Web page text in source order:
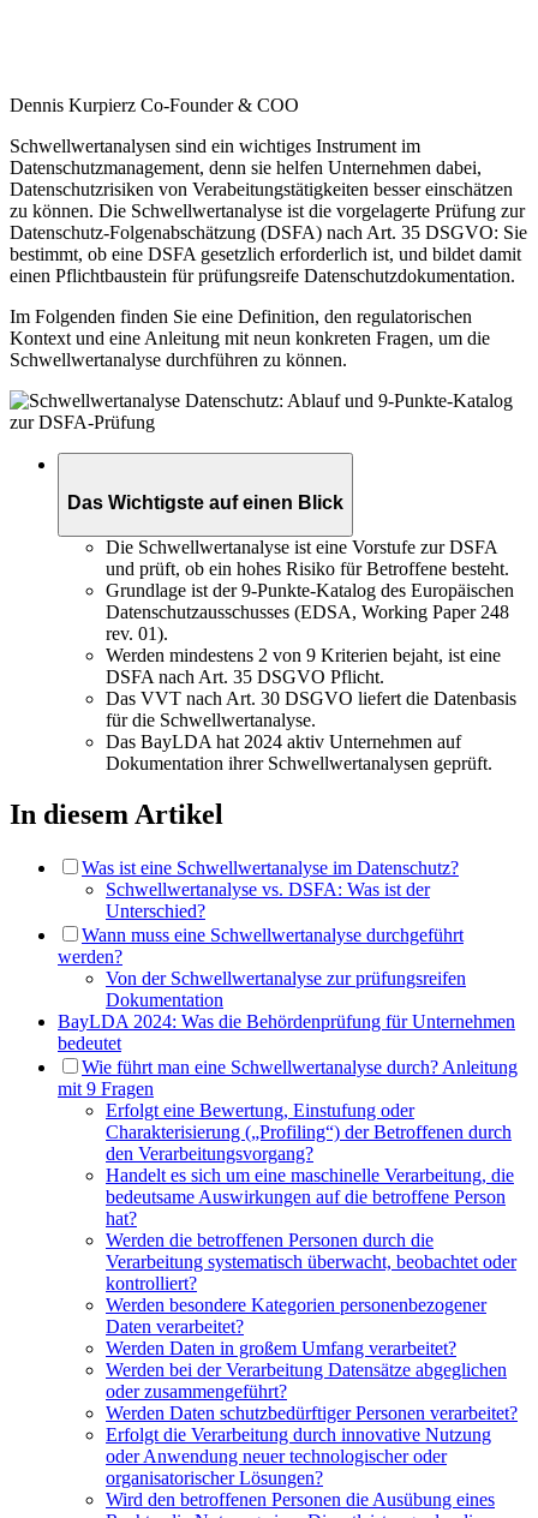
Dennis Kurpierz Co-Founder & COO
Schwellwertanalysen sind ein wichtiges Instrument im
Datenschutzmanagement, denn sie helfen Unternehmen dabei,
Datenschutzrisiken von Verabeitungstätigkeiten besser einschätzen
zu können. Die Schwellwertanalyse ist die vorgelagerte Prüfung zur
Datenschutz-Folgenabschätzung (DSFA) nach Art. 35 DSGVO: Sie
bestimmt, ob eine DSFA gesetzlich erforderlich ist, und bildet damit
einen Pflichtbaustein für prüfungsreife Datenschutzdokumentation.
Im Folgenden finden Sie eine Definition, den regulatorischen
Kontext und eine Anleitung mit neun konkreten Fragen, um die
Schwellwertanalyse durchführen zu können.
Das Wichtigste auf einen Blick
Die Schwellwertanalyse ist eine Vorstufe zur DSFA
und prüft, ob ein hohes Risiko für Betroffene besteht.
Grundlage ist der 9-Punkte-Katalog des Europäischen
Datenschutzausschusses (EDSA, Working Paper 248
rev. 01).
Werden mindestens 2 von 9 Kriterien bejaht, ist eine
DSFA nach Art. 35 DSGVO Pflicht.
Das VVT nach Art. 30 DSGVO liefert die Datenbasis
für die Schwellwertanalyse.
Das BayLDA hat 2024 aktiv Unternehmen auf
Dokumentation ihrer Schwellwertanalysen geprüft.
In diesem Artikel
Was ist eine Schwellwertanalyse im Datenschutz?
Schwellwertanalyse vs. DSFA: Was ist der
Unterschied?
Wann muss eine Schwellwertanalyse durchgeführt
werden?
Von der Schwellwertanalyse zur prüfungsreifen
Dokumentation
BayLDA 2024: Was die Behördenprüfung für Unternehmen
bedeutet
Wie führt man eine Schwellwertanalyse durch? Anleitung
mit 9 Fragen
Erfolgt eine Bewertung, Einstufung oder
Charakterisierung („Profiling“) der Betroffenen durch
den Verarbeitungsvorgang?
Handelt es sich um eine maschinelle Verarbeitung, die
bedeutsame Auswirkungen auf die betroffene Person
hat?
Werden die betroffenen Personen durch die
Verarbeitung systematisch überwacht, beobachtet oder
kontrolliert?
Werden besondere Kategorien personenbezogener
Daten verarbeitet?
Werden Daten in großem Umfang verarbeitet?
Werden bei der Verarbeitung Datensätze abgeglichen
oder zusammengeführt?
Werden Daten schutzbedürftiger Personen verarbeitet?
Erfolgt die Verarbeitung durch innovative Nutzung
oder Anwendung neuer technologischer oder
organisatorischer Lösungen?
Wird den betroffenen Personen die Ausübung eines